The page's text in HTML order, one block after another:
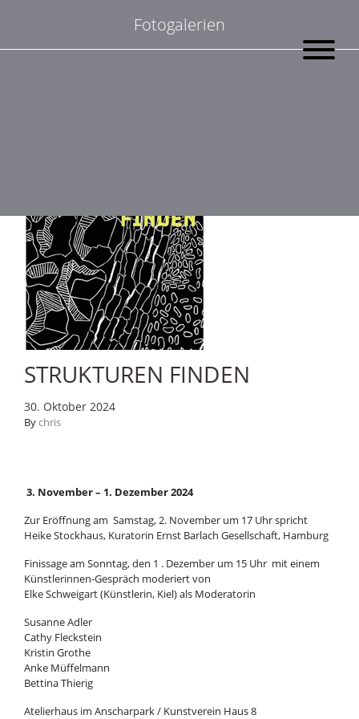
Fotogalerien
STRUKTUREN FINDEN
30. Oktober 2024
Bychris
3. November – 1. Dezember 2024
Zur Eröffnung am Samstag, 2. November um 17 Uhr spricht
Heike Stockhaus, Kuratorin Ernst Barlach Gesellschaft, Hamburg
Finissage am Sonntag, den 1 . Dezember um 15 Uhr mit einem
Künstlerinnen-Gespräch moderiert von
Elke Schweigart (Künstlerin, Kiel) als Moderatorin
Susanne Adler
Cathy Fleckstein
Kristin Grothe
Anke Müffelmann
Bettina Thierig
Atelierhaus im Anscharpark / Kunstverein Haus 8